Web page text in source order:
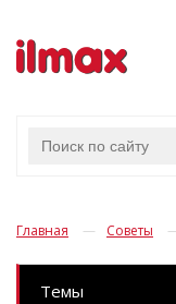
Главная Советы
Темы